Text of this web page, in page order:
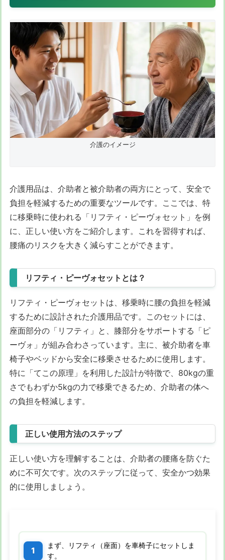
介護のイメージ
介護用品は、介助者と被介助者の両方にとって、安全で
負担を軽減するための重要なツールです。ここでは、特
に移乗時に使われる「リフティ・ピーヴォセット」を例
に、正しい使い方をご紹介します。これを習得すれば、
腰痛のリスクを大きく減らすことができます。
リフティ・ピーヴォセットとは？
リフティ・ピーヴォセットは、移乗時に腰の負担を軽減
するために設計された介護用品です。このセットには、
座面部分の「リフティ」と、膝部分をサポートする「ピ
ーヴォ」が組み合わさっています。主に、被介助者を車
椅子やベッドから安全に移乗させるために使用します。
特に「てこの原理」を利用した設計が特徴で、80kgの重
さでもわずか5kgの力で移乗できるため、介助者の体へ
の負担を軽減します。
正しい使用方法のステップ
正しい使い方を理解することは、介助者の腰痛を防ぐた
めに不可欠です。次のステップに従って、安全かつ効果
的に使用しましょう。
まず、リフティ（座面）を車椅子にセットしま
す。